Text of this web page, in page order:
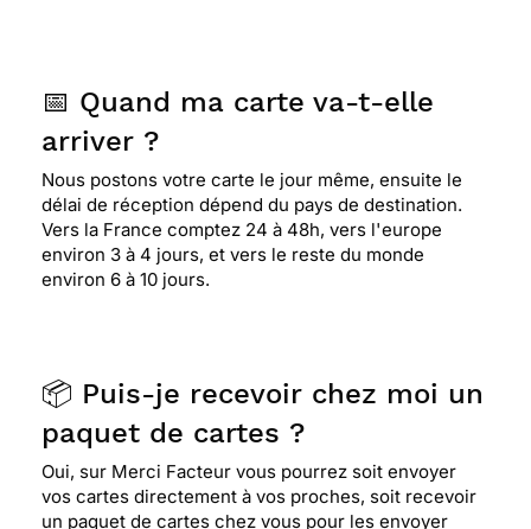
📅 Quand ma carte va-t-elle
arriver ?
Nous postons votre carte le jour même, ensuite le
délai de réception dépend du pays de destination.
Vers la France comptez 24 à 48h, vers l'europe
environ 3 à 4 jours, et vers le reste du monde
environ 6 à 10 jours.
📦 Puis-je recevoir chez moi un
paquet de cartes ?
Oui, sur Merci Facteur vous pourrez soit envoyer
vos cartes directement à vos proches, soit recevoir
un paquet de cartes chez vous pour les envoyer